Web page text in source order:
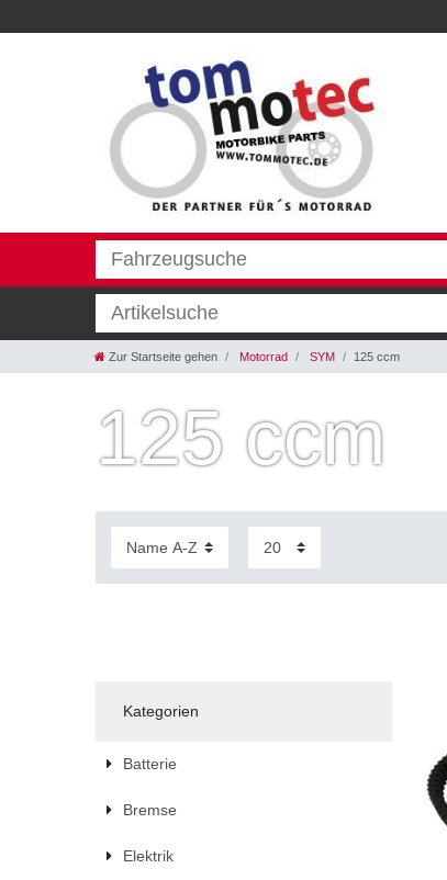
Zur Startseite gehen Motorrad SYM 125 ccm
125 ccm
Kategorien
Batterie
Bremse
Elektrik